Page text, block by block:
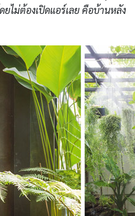
ไม่ต้องเปิดแอร์เลย คือบ้านหลัง